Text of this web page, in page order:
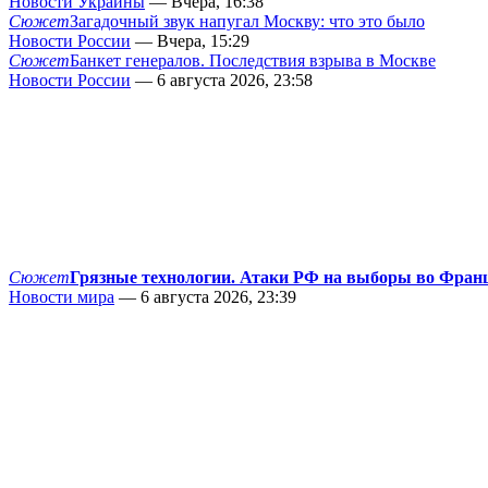
СюжетЗагадочный звук напугал Москву: что это было
Новости России — Вчера, 15:29
СюжетБанкет генералов. Последствия взрыва в Москве
Новости России — 6 августа 2026, 23:58
СюжетГрязные технологии. Атаки РФ на выборы во
Новости мира — 6 августа 2026, 23:39